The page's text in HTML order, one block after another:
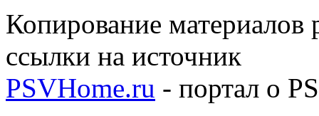
Копирование материалов
ссылки на источник
PSVHome.ru - портал о